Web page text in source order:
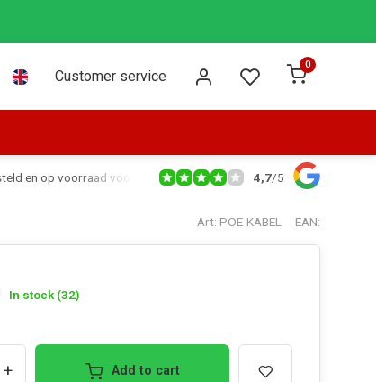
Customer service
0
en op voorraad voor 16:00 dezelfde dag verzonden via PostNL
4,7/5
Art: POE-KABEL EAN:
In stock (32)
+ Add to cart